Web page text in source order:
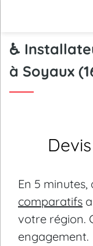
♿
à Soyaux
En 5
comparatifs
votre région.
engagement.